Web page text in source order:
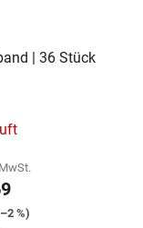
| 36 Stück
%)